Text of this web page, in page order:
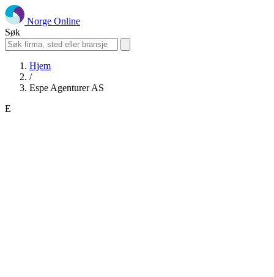
Norge Online
Søk
Hjem
/
Espe Agenturer AS
E